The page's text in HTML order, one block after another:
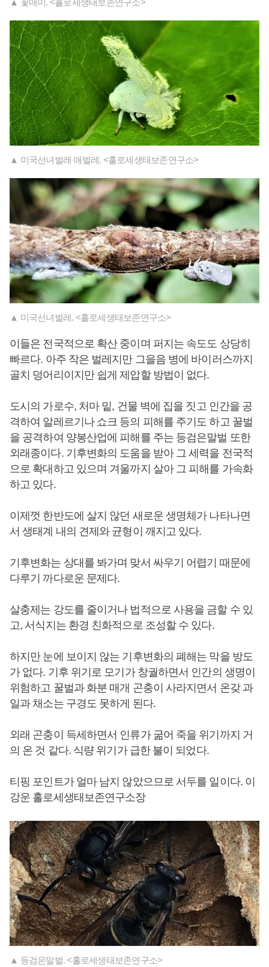
▲ 꽃매미. <홀로세생태보존연구소>
▲ 미국선녀벌레 애벌레. <홀로세생태보존연구소>
▲ 미국선녀벌레. <홀로세생태보존연구소>
이들은 전국적으로 확산 중이며 퍼지는 속도도 상당히
빠르다. 아주 작은 벌레지만 그을음 병에 바이러스까지
골치 덩어리이지만 쉽게 제압할 방법이 없다.
도시의 가로수, 처마 밑, 건물 벽에 집을 짓고 인간을 공
격하여 알레르기나 쇼크 등의 피해를 주기도 하고 꿀벌
을 공격하여 양봉산업에 피해를 주는 등검은말벌 또한
외래종이다. 기후변화의 도움을 받아 그 세력을 전국적
으로 확대하고 있으며 겨울까지 살아 그 피해를 가속화
하고 있다.
이제껏 한반도에 살지 않던 새로운 생명체가 나타나면
서 생태계 내의 견제와 균형이 깨지고 있다.
기후변화는 상대를 봐가며 맞서 싸우기 어렵기 때문에
다루기 까다로운 문제다.
살충제는 강도를 줄이거나 법적으로 사용을 금할 수 있
고, 서식지는 환경 친화적으로 조성할 수 있다.
하지만 눈에 보이지 않는 기후변화의 폐해는 막을 방도
가 없다. 기후 위기로 모기가 창궐하면서 인간의 생명이
위험하고 꿀벌과 화분 매개 곤충이 사라지면서 온갖 과
일과 채소는 구경도 못하게 된다.
외래 곤충이 득세하면서 인류가 굶어 죽을 위기까지 거
의 온 것 같다. 식량 위기가 급한 불이 되었다.
티핑 포인트가 얼마 남지 않았으므로 서두를 일이다. 이
강운 홀로세생태보존연구소장
▲ 등검은말벌. <홀로세생태보존연구소>